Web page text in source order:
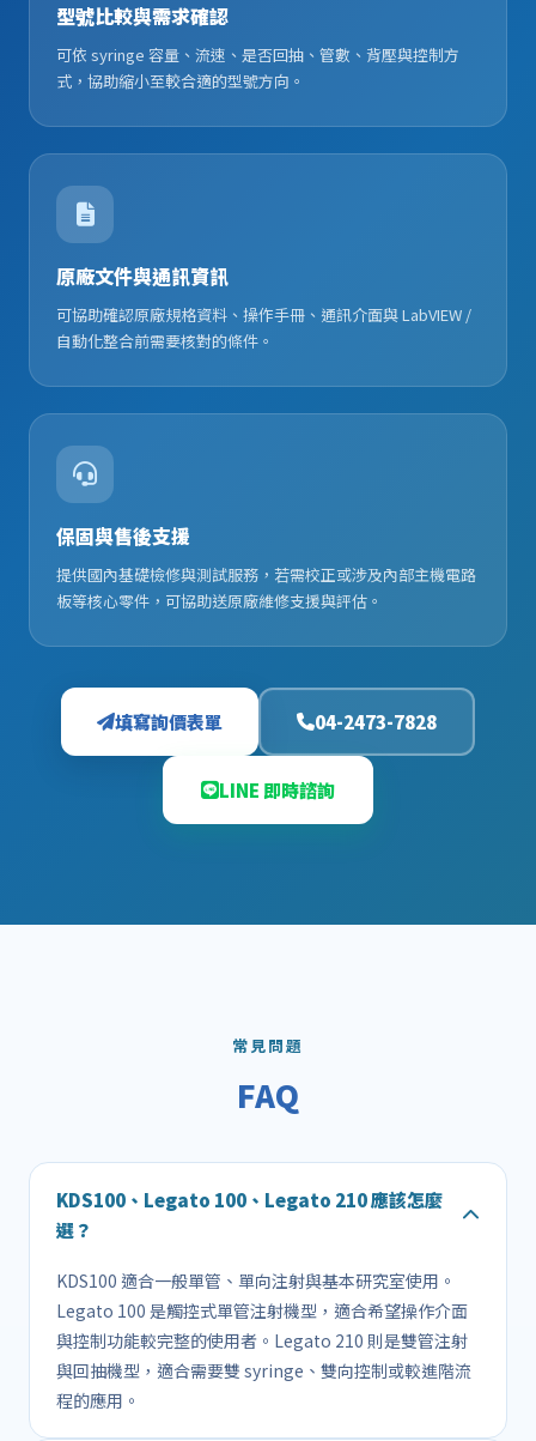
型號比較與需求確認
可依 syringe 容量、流速、是否回抽、管數、背壓與控制方
式，協助縮小至較合適的型號方向。
原廠文件與通訊資訊
可協助確認原廠規格資料、操作手冊、通訊介面與 LabVIEW /
自動化整合前需要核對的條件。
保固與售後支援
提供國內基礎檢修與測試服務，若需校正或涉及內部主機電路
板等核心零件，可協助送原廠維修支援與評估。
填寫詢價表單 04-2473-7828
LINE 即時諮詢
常見問題
FAQ
KDS100、Legato 100、Legato 210 應該怎麼
選？
KDS100 適合一般單管、單向注射與基本研究室使用。
Legato 100 是觸控式單管注射機型，適合希望操作介面
與控制功能較完整的使用者。Legato 210 則是雙管注射
與回抽機型，適合需要雙 syringe、雙向控制或較進階流
程的應用。